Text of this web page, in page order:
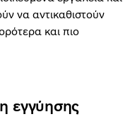
να αντικαθιστούν
και πιο
εγγύησης